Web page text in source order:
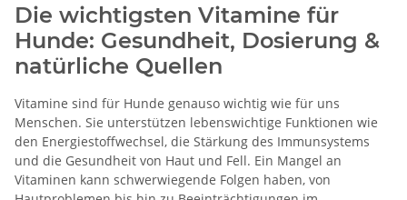
Die wichtigsten Vitamine für
Hunde: Gesundheit, Dosierung &
natürliche Quellen
Vitamine sind für Hunde genauso wichtig wie für uns
Menschen. Sie unterstützen lebenswichtige Funktionen wie
den Energiestoffwechsel, die Stärkung des Immunsystems
und die Gesundheit von Haut und Fell. Ein Mangel an
Vitaminen kann schwerwiegende Folgen haben, von